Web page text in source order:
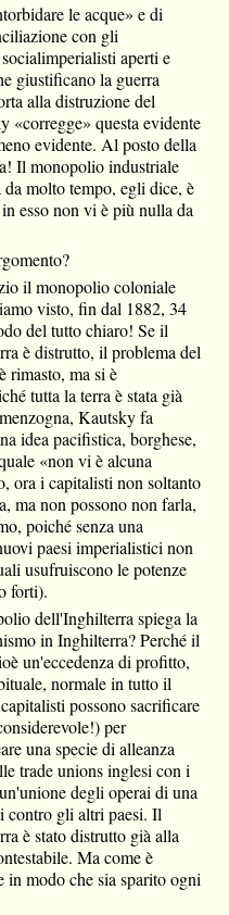
le acque» e di
con gli
aperti e
giustificano la guerra
alla distruzione del
questa evidente
evidente. Al posto della
Il monopolio industriale
molto tempo, egli dice, è
esso non vi è più nulla da
il monopolio coloniale
visto, fin dal 1882, 34
del tutto chiaro! Se il
è distrutto, il problema del
rimasto, ma si è
tutta la terra è stata già
Kautsky fa
idea pacifistica, borghese,
«non vi è alcuna
ora i capitalisti non soltanto
ma non possono non farla,
poiché senza una
paesi imperialistici non
usufruiscono le potenze
forti).
dell'Inghilterra spiega la
in Inghilterra? Perché il
un'eccedenza di profitto,
normale in tutto il
possono sacrificare
per
una specie di alleanza
trade unions inglesi con i
degli operai di una
contro gli altri paesi. Il
è stato distrutto già alla
Ma come è
in modo che sia sparito ogni